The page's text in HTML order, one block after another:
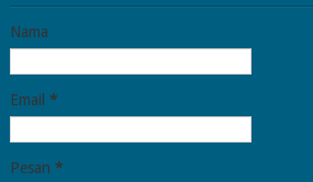
Nama
Email *
Pesan *